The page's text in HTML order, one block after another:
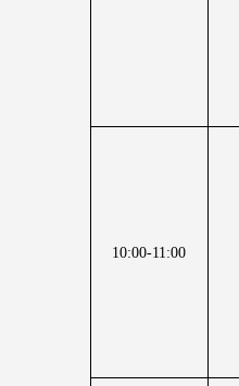
10:00-11:00